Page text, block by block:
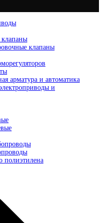
клапаны
клапаны
арматура и автоматика
и
полиэтилена